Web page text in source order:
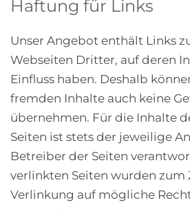
Haftung für Links
Unser Angebot enthält Links
Webseiten Dritter, auf deren
Einfluss haben. Deshalb
fremden Inhalte auch keine
übernehmen. Für die Inhalte
Seiten ist stets der jeweilige
Betreiber der Seiten
verlinkten Seiten wurden
Verlinkung auf mögliche